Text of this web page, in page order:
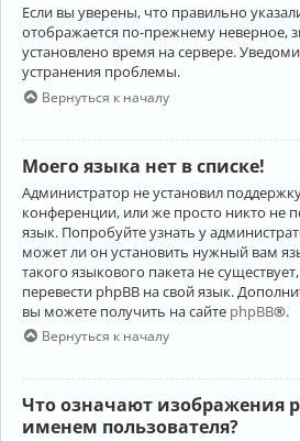
Если вы уверены, что правильно
отображается по-прежнему неверное,
установлено время на сервере.
устранения проблемы.
Вернуться к началу
Моего языка нет в списке!
Администратор не установил
конференции, или же просто никто не
язык. Попробуйте узнать у
может ли он установить нужный вам
такого языкового пакета не
перевести phpBB на свой язык.
вы можете получить на сайте phpBB®.
Вернуться к началу
Что означают изображения
именем пользователя?